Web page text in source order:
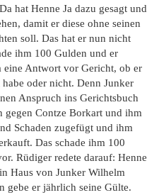
hat Henne Ja dazu gesagt und
damit er diese ohne seinen
soll. Das hat er nun nicht
ihm 100 Gulden und er
Antwort vor Gericht, ob er
habe oder nicht. Denn Junker
Anspruch ins Gerichtsbuch
gegen Contze Borkart und ihm
Schaden zugefügt und ihm
Das schade ihm 100
Rüdiger redete darauf: Henne
Haus von Junker Wilhelm
gebe er jährlich seine Gülte.